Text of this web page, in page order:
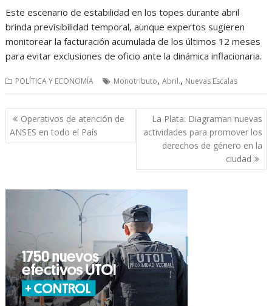
Este escenario de estabilidad en los topes durante abril
brinda previsibilidad temporal, aunque expertos sugieren
monitorear la facturación acumulada de los últimos 12 meses
para evitar exclusiones de oficio ante la dinámica inflacionaria.
POLÍTICA Y ECONOMÍA Monotributo,Abril., Nuevas Escalas
Navegación
de
entradas
Operativos de atención de
ANSES en todo el País
La Plata: Diagraman nuevas
actividades para promover los
derechos de género en la
ciudad